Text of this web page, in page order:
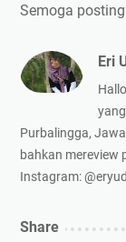
Semoga
Eri
Purbalingga,
bahkan mereview
Instagram:
Share